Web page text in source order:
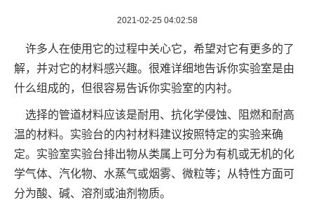
2021-02-25 04:02:58
许多人在使用它的过程中关心它，希望对它有更多的了
解，并对它的材料感兴趣。很难详细地告诉你实验室是由
什么组成的，但很容易告诉你实验室的内衬。
选择的管道材料应该是耐用、抗化学侵蚀、阻燃和耐高
温的材料。实验台的内衬材料建议按照特定的实验来确
定。实验室实验台排出物从类属上可分为有机或无机的化
学气体、汽化物、水蒸气或烟雾、微粒等；从特性方面可
分为酸、碱、溶剂或油剂物质。